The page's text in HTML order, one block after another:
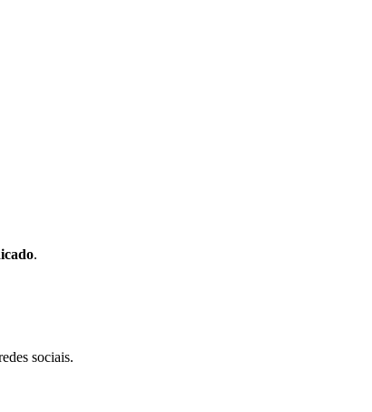
.
sociais.